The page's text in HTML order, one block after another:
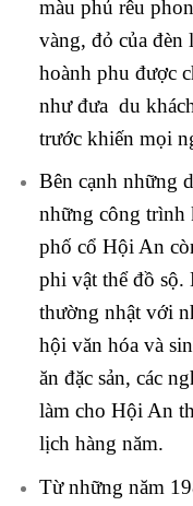
màu phủ rêu
vàng, đỏ của
hoành phu được
như đưa du
trước khiến mọi
Bên cạnh những
những công trình
phố cổ Hội An
phi vật thể đồ
thường nhật với
hội văn hóa và
ăn đặc sản, các
làm cho Hội An
lịch hàng năm.
Từ những năm